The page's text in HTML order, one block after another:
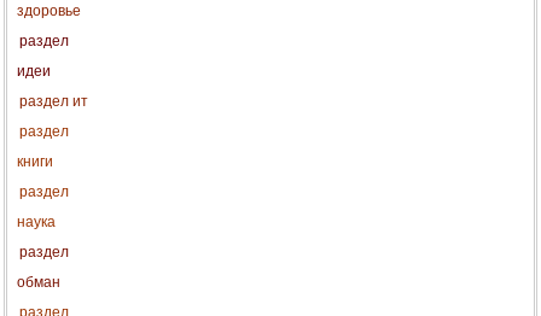
здоровье
раздел
идеи
раздел ит
раздел
книги
раздел
наука
раздел
обман
раздел